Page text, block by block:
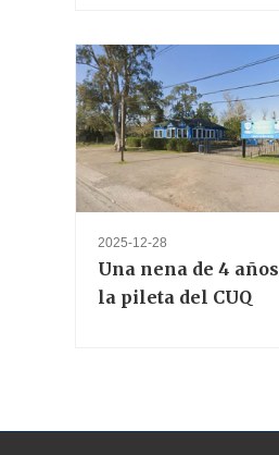
2025-12-28
Una nena de 4
la pileta del CUQ